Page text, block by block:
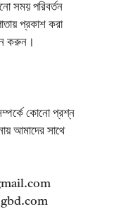
সময় পরিবর্তন
প্রকাশ করা
করুন।
কোনো প্রশ্ন
আমাদের সাথে